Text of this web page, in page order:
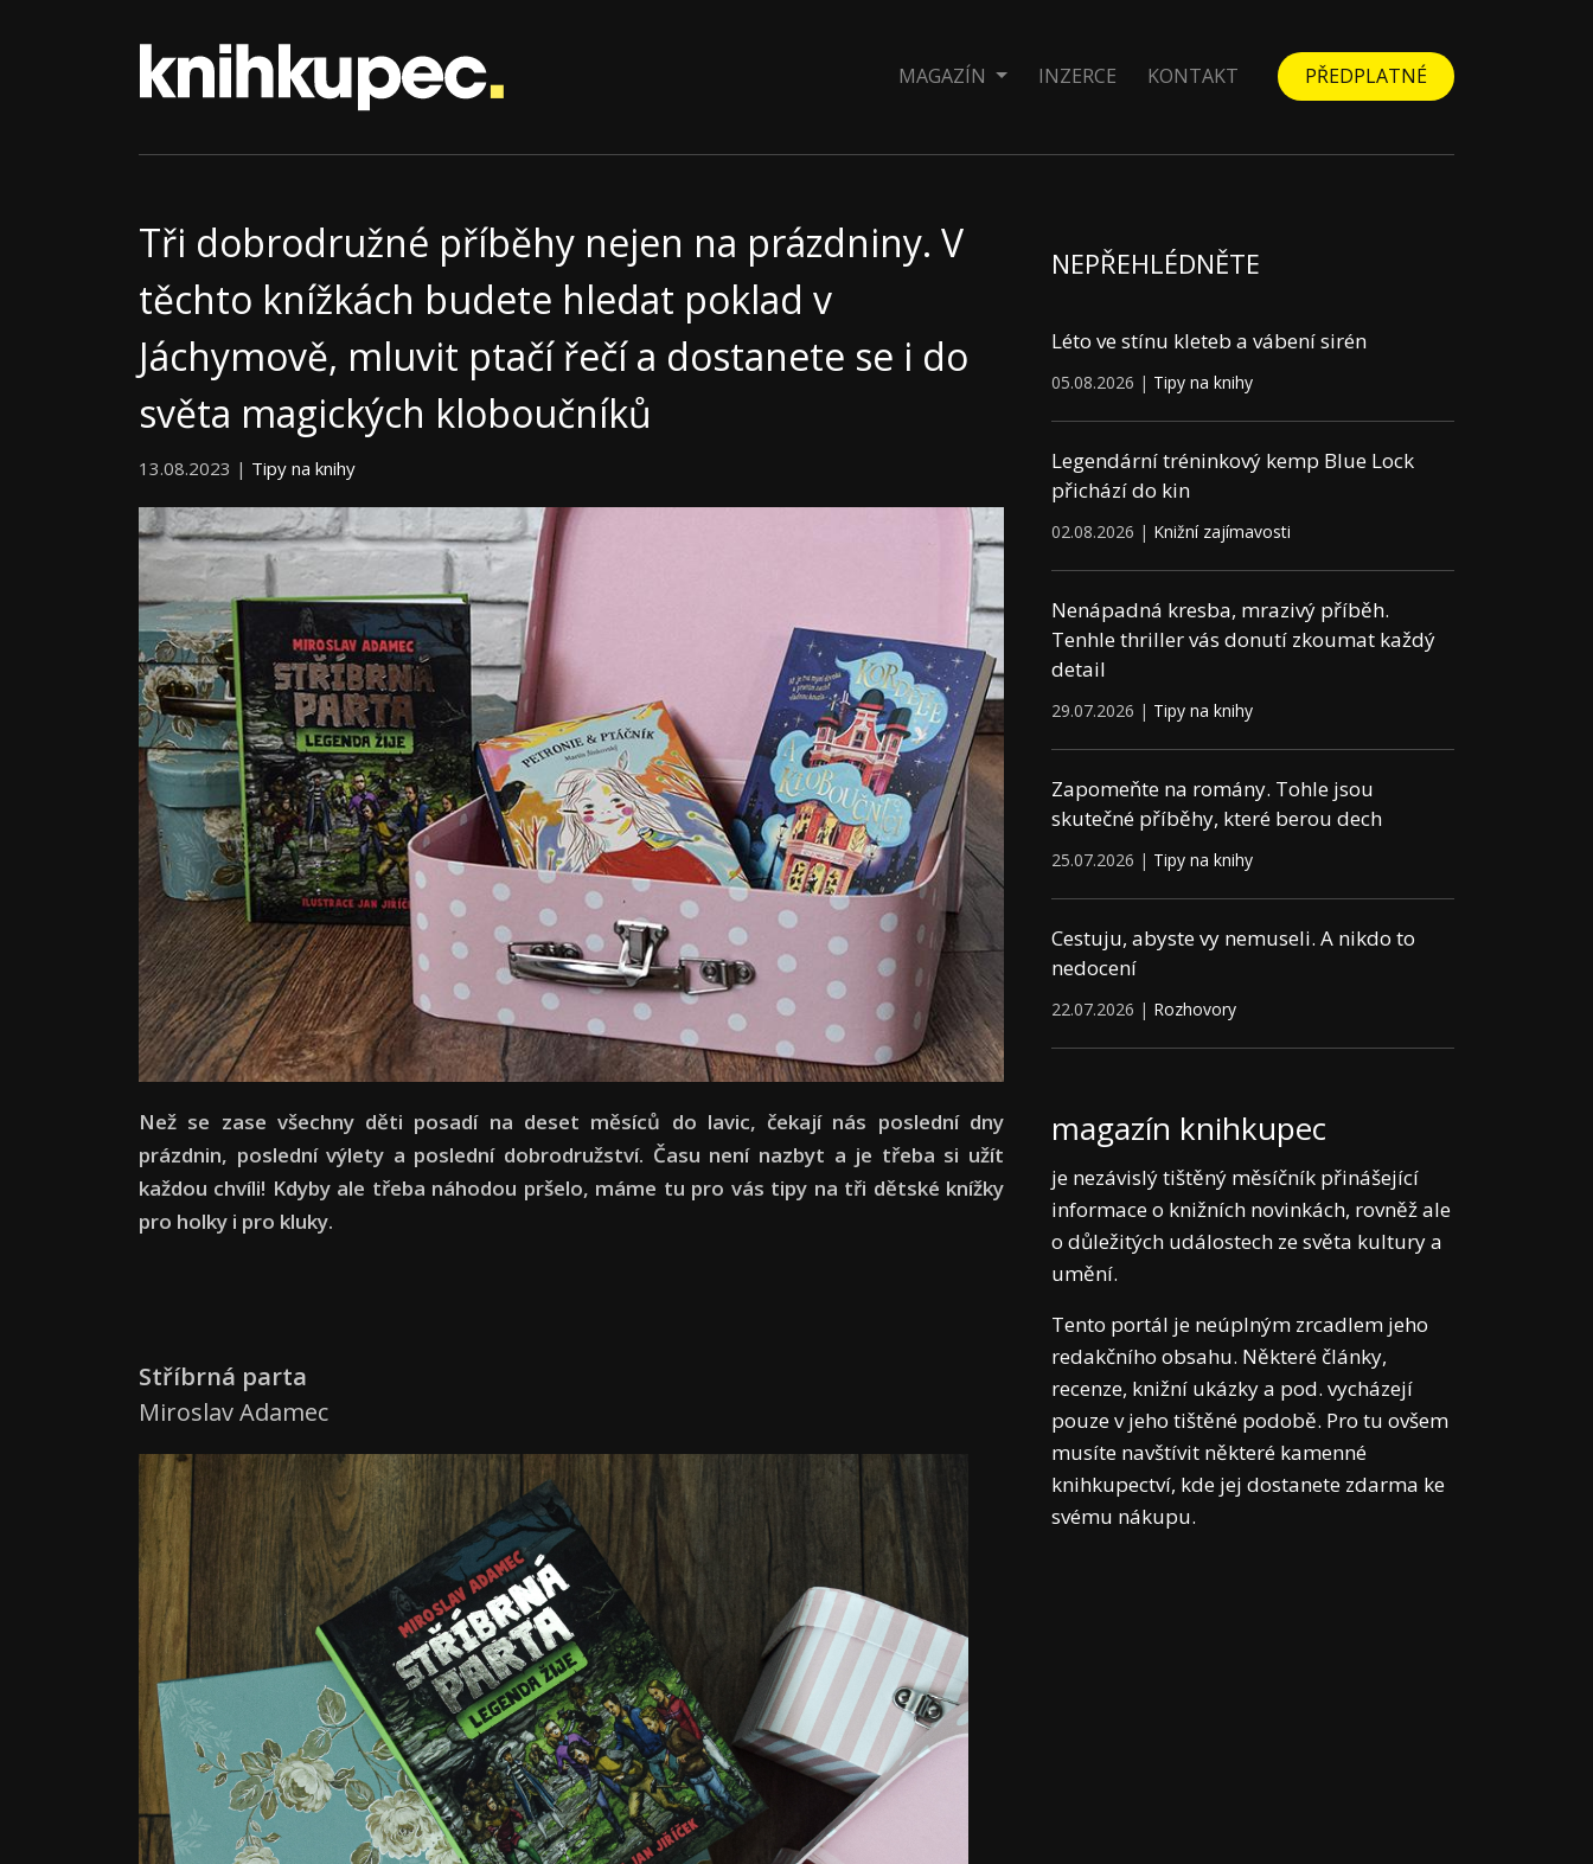
MAGAZÍN INZERCE KONTAKT PŘEDPLATNÉ
Tři dobrodružné příběhy nejen na prázdniny. V
těchto knížkách budete hledat poklad v
Jáchymově, mluvit ptačí řečí a dostanete se i do
světa magických kloboučníků
13.08.2023 | Tipy na knihy
Než se zase všechny děti posadí na deset měsíců do lavic, čekají nás poslední dny
prázdnin, poslední výlety a poslední dobrodružství. Času není nazbyt a je třeba si užít
každou chvíli! Kdyby ale třeba náhodou pršelo, máme tu pro vás tipy na tři dětské knížky
pro holky i pro kluky.
Stříbrná parta
Miroslav Adamec
NEPŘEHLÉDNĚTE
Léto ve stínu kleteb a vábení sirén
05.08.2026 | Tipy na knihy
Legendární tréninkový kemp Blue Lock
přichází do kin
02.08.2026 | Knižní zajímavosti
Nenápadná kresba, mrazivý příběh.
Tenhle thriller vás donutí zkoumat každý
detail
29.07.2026 | Tipy na knihy
Zapomeňte na romány. Tohle jsou
skutečné příběhy, které berou dech
25.07.2026 | Tipy na knihy
Cestuju, abyste vy nemuseli. A nikdo to
nedocení
22.07.2026 | Rozhovory
magazín knihkupec
je nezávislý tištěný měsíčník přinášející
informace o knižních novinkách, rovněž ale
o důležitých událostech ze světa kultury a
umění.
Tento portál je neúplným zrcadlem jeho
redakčního obsahu. Některé články,
recenze, knižní ukázky a pod. vycházejí
pouze v jeho tištěné podobě. Pro tu ovšem
musíte navštívit některé kamenné
knihkupectví, kde jej dostanete zdarma ke
svému nákupu.